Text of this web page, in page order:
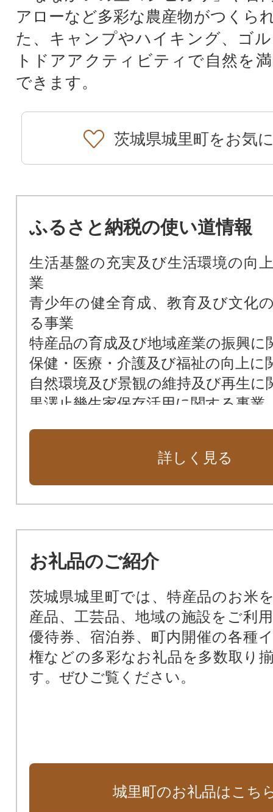
アローなど多彩な農産物がつくら
た、キャンプやハイキング、ゴ
トドアアクティビティで自然を
できます。
茨城県城里町をお気
ふるさと納税の使い道情報
生活基盤の充実及び生活環境の向
業
青少年の健全育成、教育及び文化
る事業
特産品の育成及び地域産業の振興に
保健・医療・介護及び福祉の向上に
自然環境及び景観の維持及び再生に
黒澤止幾生家保存活用に関する事業
詳しく見る
お礼品のご紹介
茨城県城里町では、特産品のお米
産品、工芸品、地域の施設をご利
優待券、宿泊券、町内開催の各種
権などの多彩なお礼品を多数取り
す。ぜひご覧ください。
城里町のお礼品はこち